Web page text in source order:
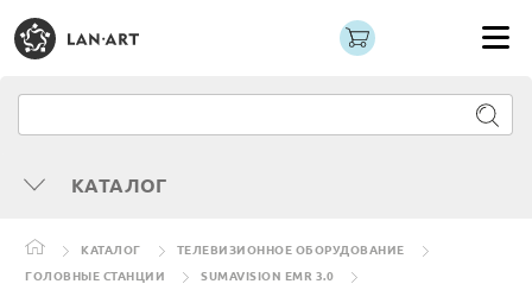
КАТАЛОГ
КАТАЛОГ
ТЕЛЕВИЗИОННОЕ ОБОРУДОВАНИЕ
ГОЛОВНЫЕ СТАНЦИИ
SUMAVISION EMR 3.0